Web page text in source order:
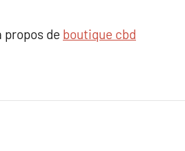
propos de boutique cbd